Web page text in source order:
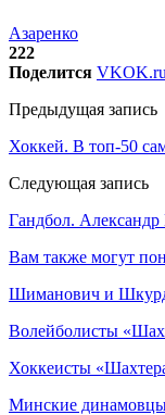
Азаренко
222
Поделится VKOK.ru
Предыдущая запись
Хоккей. В топ-50
Следующая запись
Гандбол.
Вам также могут
Шиманович и
Волейболисты
Хоккеисты
Минские